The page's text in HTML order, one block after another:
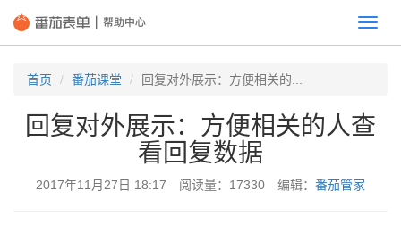
切
换
首页 番茄课堂 回复对外展示：方便相关的...
回复对外展示：方便相关的人查
看回复数据
2017年11月27日 18:17 阅读量：17330 编辑： 番茄管家